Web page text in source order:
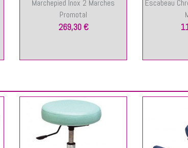
Marchepied Inox 2 Marches
Promotal
269,30 €
Escabeau